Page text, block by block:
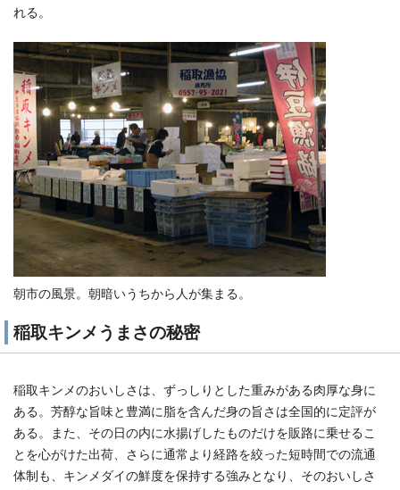
れる。
朝市の風景。朝暗いうちから人が集まる。
稲取キンメうまさの秘密
稲取キンメのおいしさは、ずっしりとした重みがある肉厚な身に
ある。芳醇な旨味と豊満に脂を含んだ身の旨さは全国的に定評が
ある。また、その日の内に水揚げしたものだけを販路に乗せるこ
とを心がけた出荷、さらに通常より経路を絞った短時間での流通
体制も、キンメダイの鮮度を保持する強みとなり、そのおいしさ